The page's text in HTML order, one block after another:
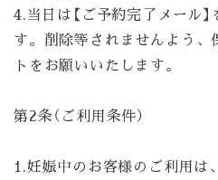
4.当日は【ご予約完了メール
す。削除等されませんよう、
トをお願いいたします。
第2条（ご利用条件）
1.妊娠中のお客様のご利用は